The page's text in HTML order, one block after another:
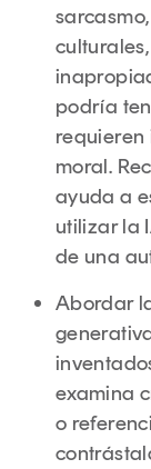
podría
requieren
moral.
ayuda a
utilizar la
de una
Abordar
examina
o